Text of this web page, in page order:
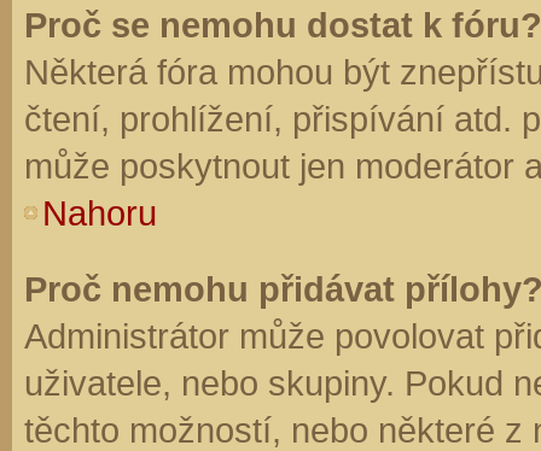
Proč se nemohu dostat k fóru?
Některá fóra mohou být
čtení, prohlížení, přispívání atd.
může poskytnout jen moderátor
Nahoru
Proč nemohu přidávat
Administrátor může povolovat
uživatele, nebo skupiny. Pokud
těchto možností, nebo některé z